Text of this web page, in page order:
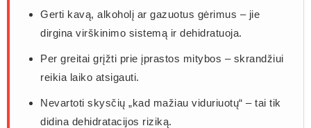
Gerti kavą, alkoholį ar gazuotus gėrimus – jie
dirgina virškinimo sistemą ir dehidratuoja.
Per greitai grįžti prie įprastos mitybos – skrandžiui
reikia laiko atsigauti.
Nevartoti skysčių „kad mažiau viduriuotų“ – tai tik
didina dehidratacijos riziką.